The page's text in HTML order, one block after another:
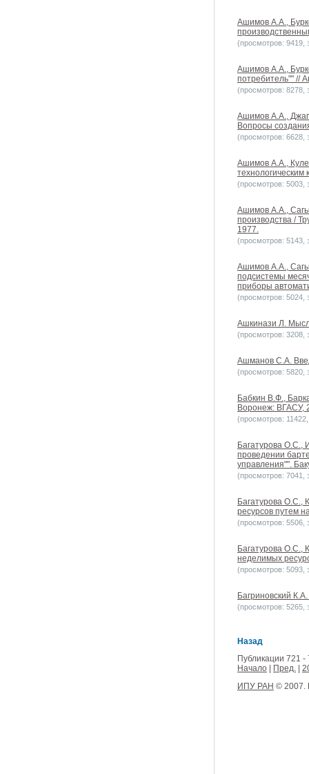
Ашимов А.А.,
(просмотров: 9419,
Ашимов А.А.,
потребитель"" //
(просмотров: 8278,
Ашимов А.А.,
Вопросы
(просмотров: 6628,
Ашимов А.А.,
(просмотров: 5003,
Ашимов А.А.,
производства /
1977.
(просмотров: 5143,
Ашимов А.А.,
подсистемы
приборы
(просмотров: 5024,
Ашкинази Л.
(просмотров: 3208,
Ашманов С.А.
(просмотров: 5820,
Бабкин В.Ф.,
Воронеж: ВГАСУ,
(просмотров:
Багатурова О.С.,
проведении
управления"".
(просмотров: 7041,
Багатурова О.С.,
ресурсов путем
(просмотров: 5506,
Багатурова О.С.,
неделимых
(просмотров: 5093,
Багриновский
(просмотров: 5265,
Назад
Публикации 721 -
Начало
Пред.
ИПУ РАН © 2007.